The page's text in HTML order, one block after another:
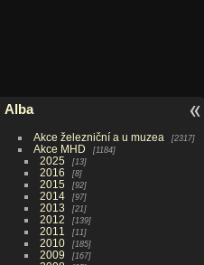
Alba
Akce železniční a u muzea 2317
Akce MHD 1184
2025 13
2016 8
2015 92
2014 97
2013 21
2012 139
2011 11
2010 185
2009 167